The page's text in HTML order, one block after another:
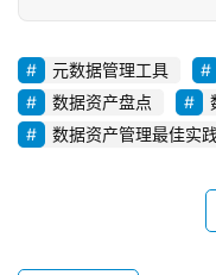
元数据管理工具
数据资产盘点
数据资产管理最佳实践